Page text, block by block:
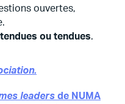
ouvertes,
ou tendues.
.
leaders de NUMA